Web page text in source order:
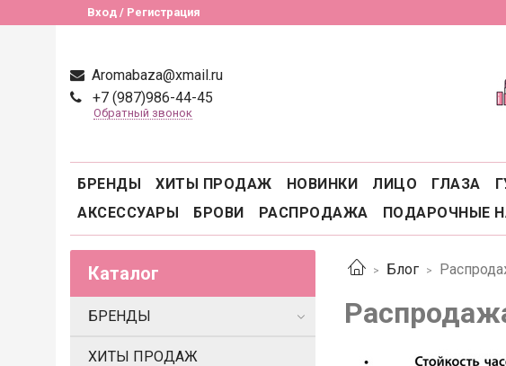
Вход / Регистрация
Aromabaza@xmail.ru
+7 (987)986-44-45
Обратный звонок
БРЕНДЫ ХИТЫ ПРОДАЖ НОВИНКИ ЛИЦО ГЛАЗА
АКСЕССУАРЫ
БРОВИ РАСПРОДАЖА ПОДАРОЧНЫЕ
Блог
Каталог
БРЕНДЫ
ХИТЫ ПРОДАЖ